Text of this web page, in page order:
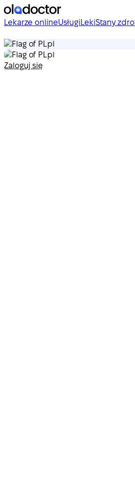
Lekarze onlineUsługi LekiStany
pl
pl
Zaloguj się